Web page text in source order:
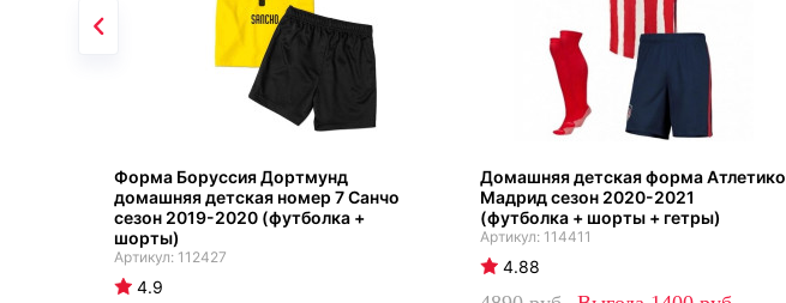
Форма Боруссия Дортмунд
домашняя детская номер 7 Санчо
сезон 2019-2020 (футболка +
шорты)
112427
4.9
Домашняя детская форма Атлетико
Мадрид сезон 2020-2021
(футболка + шорты + гетры)
114411
4.88